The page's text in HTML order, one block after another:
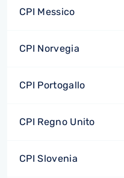
CPI Messico
CPI Norvegia
CPI Portogallo
CPI Regno Unito
CPI Slovenia